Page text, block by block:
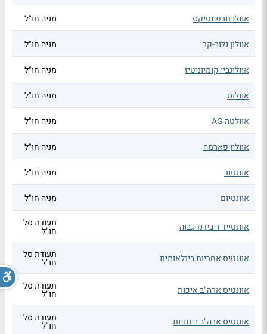
אוולו תרפיוטיקס מניה חו"ל
אוולון גלוב-קר מניה חו"ל
אוולונביי קומיוניטיז מניה חו"ל
אוולוס מניה חו"ל
אוולטה AG מניה חו"ל
אוולין פארמה מניה חו"ל
אוונטור מניה חו"ל
אוונטיום מניה חו"ל
אוונטייד דיבידנד גבוה תעודת סל
חו"ל
אוונטיס אחריות בינלאומית תעודת סל
חו"ל
אוונטיס ארה"ב איכות תעודת סל
חו"ל
אוונטיס ארה"ב בינוניות תעודת סל
חו"ל